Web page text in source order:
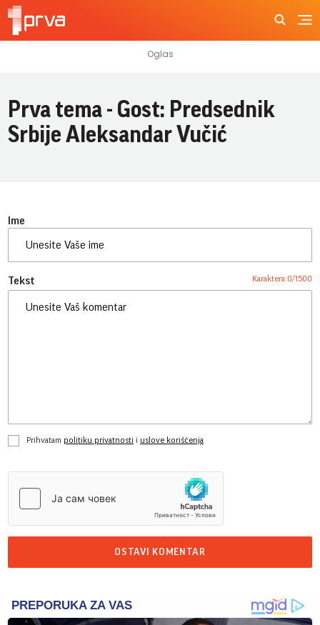
Prva tema - Gost: Predsednik
Srbije Aleksandar Vučić
Ime
Tekst Karaktera:0/1500
Prihvatam politiku privatnosti i uslove korišćenja
OSTAVI KOMENTAR